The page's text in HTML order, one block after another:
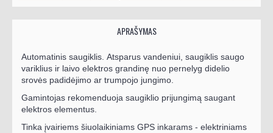
APRAŠYMAS
Automatinis saugiklis. Atsparus vandeniui, saugiklis saugo
variklius ir laivo elektros grandinę nuo pernelyg didelio
srovės padidėjimo ar trumpojo jungimo.
Gamintojas rekomenduoja saugiklio prijungimą saugant
elektros elementus.
Tinka įvairiems šiuolaikiniams GPS inkarams - elektriniams